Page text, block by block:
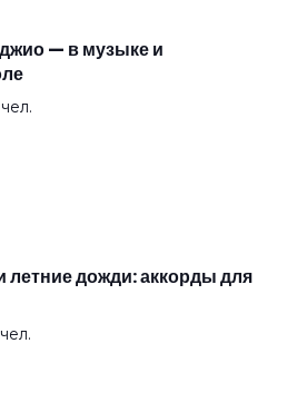
— в музыке и
дожди: аккорды для